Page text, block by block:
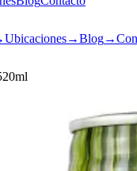
Ubicaciones→Blog→